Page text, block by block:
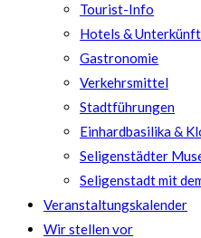
Tourist-Info
Hotels &
Gastronomie
Verkehrsmittel
Stadtführungen
Einhardbasilika &
Seligenstädter
Seligenstadt mit
Veranstaltungskalender
Wir stellen vor